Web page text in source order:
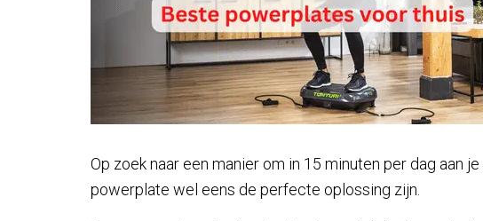
Op zoek naar een manier om in 15 minuten per dag aan
powerplate wel eens de perfecte oplossing zijn.